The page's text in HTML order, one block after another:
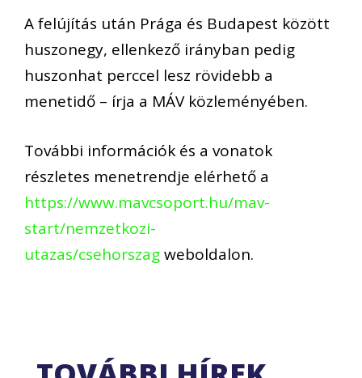
A felújítás után Prága és Budapest között
huszonegy, ellenkező irányban pedig
huszonhat perccel lesz rövidebb a
menetidő – írja a MÁV közleményében.
További információk és a vonatok
részletes menetrendje elérhető a
https://www.mavcsoport.hu/mav-
start/nemzetkozi-
utazas/csehorszagweboldalon.